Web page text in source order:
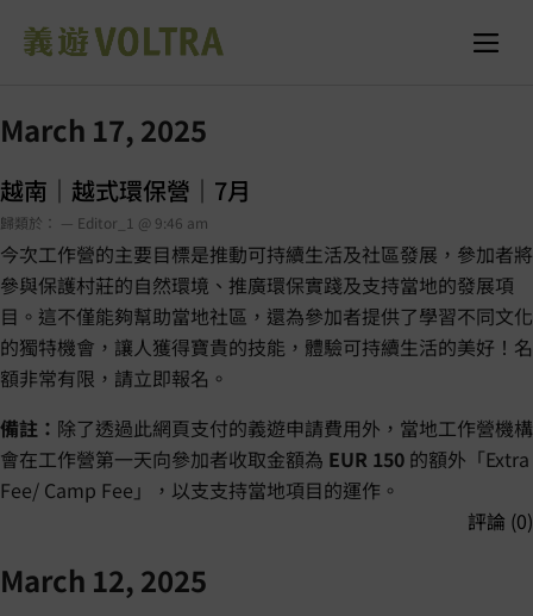
March 17, 2025
越南｜越式環保營｜7月
歸類於： — Editor_1 @ 9:46 am
今次工作營的主要目標是推動可持續生活及社區發展，參加者將
參與保護村莊的自然環境、推廣環保實踐及支持當地的發展項
目。這不僅能夠幫助當地社區，還為參加者提供了學習不同文化
的獨特機會，讓人獲得寶貴的技能，體驗可持續生活的美好！名
額非常有限，請立即報名。
備註： 除了透過此網頁支付的義遊申請費用外，當地工作營機構
會在工作營第一天向參加者收取金額為 EUR 150 的額外「Extra
Fee/ Camp Fee」，以支支持當地項目的運作。
評論 (0)
March 12, 2025